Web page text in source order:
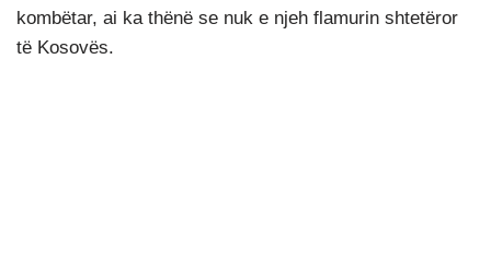
kombëtar, ai ka thënë se nuk e njeh flamurin shtetëror
të Kosovës.